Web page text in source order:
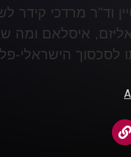
וד"ר מרדכי קידר
איסלאם ומה
לסכסוך הישראלי-